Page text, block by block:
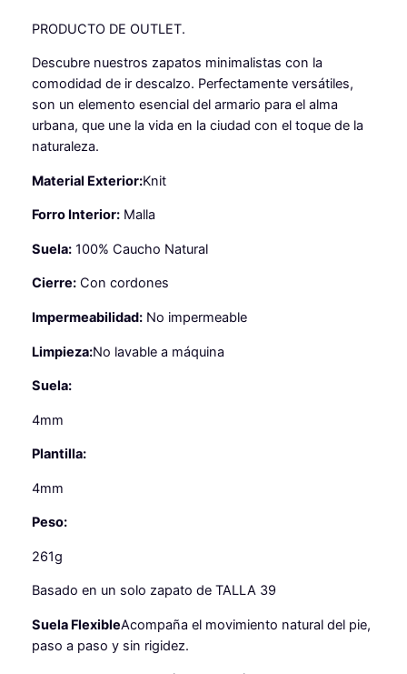
:
5
4
,
9
.
,
9
9
a
e
f
o
o
t
S
G
U
R
c
a
t
d
a
PRODUCTO DE OUTLET.
Descubre nuestros zapatos minimalistas con la
comodidad de ir descalzo. Perfectamente versátiles,
son un elemento esencial del armario para el alma
urbana, que une la vida en la ciudad con el toque de la
naturaleza.
Material Exterior:Knit
Forro Interior:Malla
Suela:100% Caucho Natural
Cierre:Con cordones
Impermeabilidad:No impermeable
Limpieza:No lavable a máquina
Suela:
4mm
Plantilla:
4mm
Peso:
261g
Basado en un solo zapato de TALLA 39
Suela FlexibleAcompaña el movimiento natural del pie,
paso a paso y sin rigidez.